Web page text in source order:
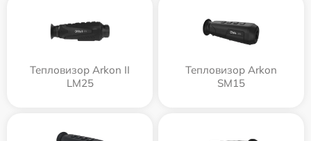
Тепловизор Arkon II
LM25
Тепловизор Arkon
SM15